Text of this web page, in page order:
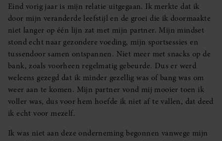
Eind vorig jaar is mijn relatie uitgegaan. Ik merkte dat ik
door mijn veranderde leefstijl en de groei die ik doormaakte
niet langer op één lijn zat met mijn partner. Mijn mindset
stond echt naar gezondere voeding, mijn sportsessies en
tussendoor samen ontspannen. Niet meer met snacks op de
bank, zoals voorheen regelmatig gebeurde. Dus er werd
weleens gezegd dat ik minder gezellig was of bang was om
weer aan te komen. Mijn partner vond mij mooier toen ik
voller was, dus voor hem hoefde ik niet af te vallen, dat deed
ik echt voor mezelf.
Ik was niet aan deze onderneming begonnen vanwege mijn